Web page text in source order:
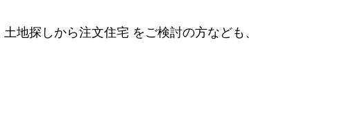
地探しから注文住宅 をご検討の方なども、